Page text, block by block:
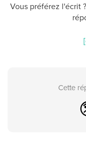
Vous préférez l'écrit
Cette